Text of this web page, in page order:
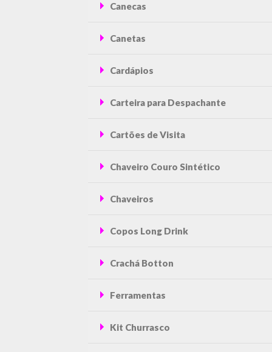
Canecas
Canetas
Cardápios
Carteira para Despachante
Cartões de Visita
Chaveiro Couro Sintético
Chaveiros
Copos Long Drink
Crachá Botton
Ferramentas
Kit Churrasco